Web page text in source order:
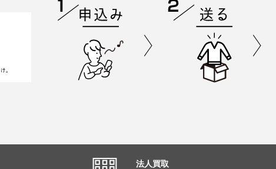
法人買取